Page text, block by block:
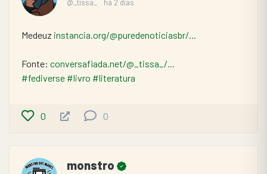
@_tissa_ há 2 dias
Medeuz instancia.org/@puredenoticiasbr/...
Fonte: conversafiada.net/@_tissa_/...
#fediverse #livro #literatura
0 0
monstro